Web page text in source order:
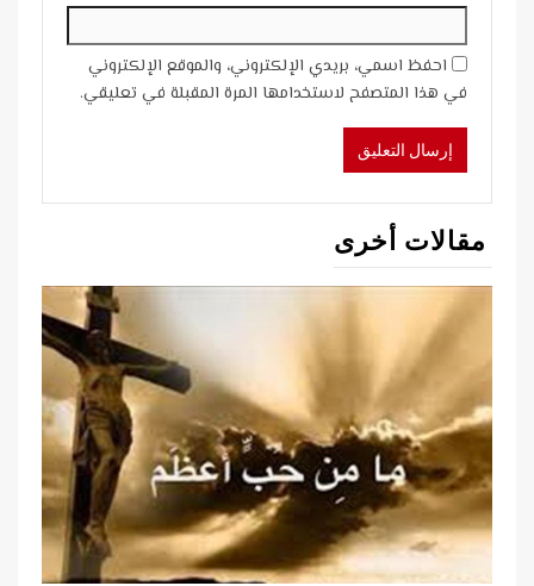
احفظ اسمي، بريدي الإلكتروني، والموقع الإلكتروني
في هذا المتصفح لاستخدامها المرة المقبلة في تعليقي.
مقالات أخرى